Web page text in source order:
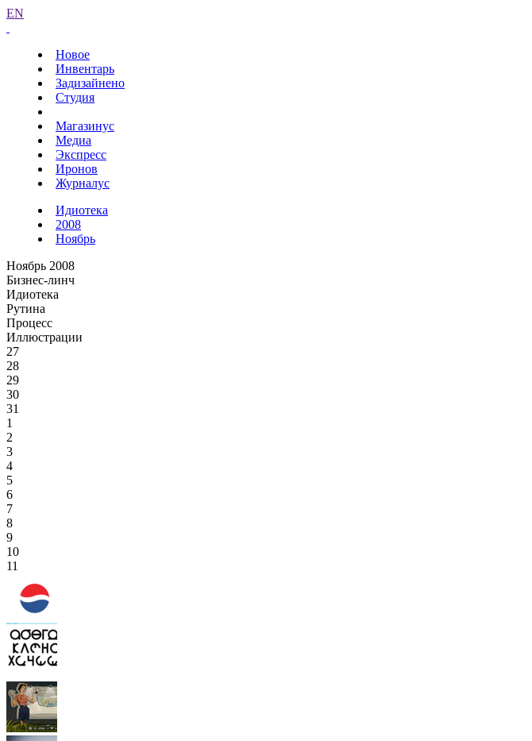
EN
Новое
Инвентарь
Задизайнено
Студия
Магазинус
Медиа
Экспресс
Иронов
Журналус
Идиотека
2008
Ноябрь
Ноябрь 2008
Бизнес-линч
Идиотека
Рутина
Процесс
Иллюстрации
27
28
29
30
31
1
2
3
4
5
6
7
8
9
10
11